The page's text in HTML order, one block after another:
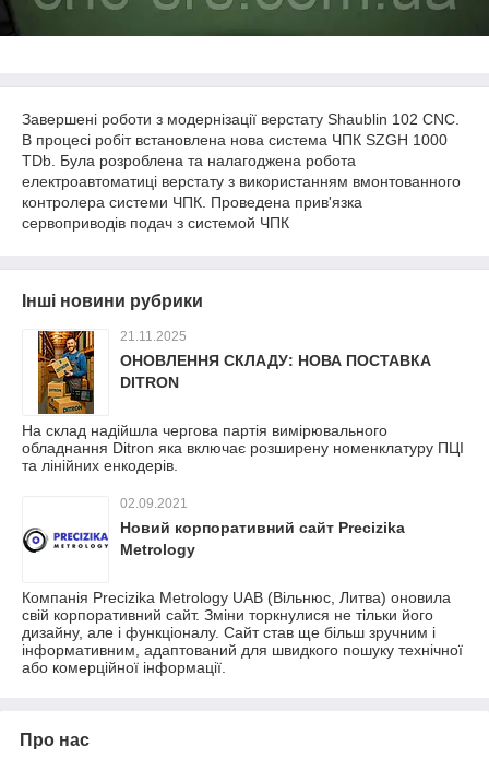
Завершені роботи з модернізації верстату Shaublin 102 CNC.
В процесі робіт встановлена нова система ЧПК SZGH 1000
TDb. Була розроблена та налагоджена робота
електроавтоматиці верстату з використанням вмонтованного
контролера системи ЧПК. Проведена прив'язка
сервоприводів подач з системой ЧПК
Інші новини рубрики
21.11.2025
ОНОВЛЕННЯ СКЛАДУ: НОВА ПОСТАВКА
DITRON
На склад надійшла чергова партія вимірювального
обладнання Ditron яка включає розширену номенклатуру ПЦІ
та лінійних енкодерів.
02.09.2021
Новий корпоративний сайт Precizika
Metrology
Компанія Precizika Metrology UAB (Вільнюс, Литва) оновила
свій корпоративний сайт. Зміни торкнулися не тільки його
дизайну, але і функціоналу. Сайт став ще більш зручним і
інформативним, адаптований для швидкого пошуку технічної
або комерційної інформації.
Про нас